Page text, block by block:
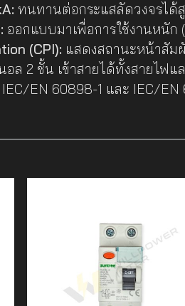
ทนทานต่อกระแสลัดวงจรได้
ออกแบบมาเพื่อการใช้งานหนัก
(CPI): แสดงสถานะหน้าสัม
อล 2 ชั้น เข้าสายได้ทั้งสายไฟ
EN 60898-1 และ IEC/EN